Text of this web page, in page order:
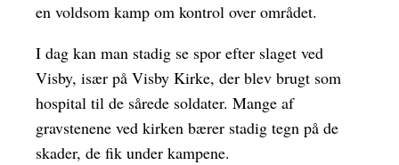
en voldsom kamp om kontrol over området.
I dag kan man stadig se spor efter slaget ved
Visby, især på Visby Kirke, der blev brugt som
hospital til de sårede soldater. Mange af
gravstenene ved kirken bærer stadig tegn på de
skader, de fik under kampene.